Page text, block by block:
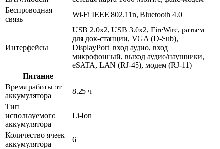
Беспроводная
связь
Wi-Fi IEEE 802.11n, Bluetooth 4.0
Интерфейсы
USB 2.0x2, USB 3.0x2, FireWire, разъем
для док-станции, VGA (D-Sub),
DisplayPort, вход аудио, вход
микрофонный, выход аудио/наушники,
eSATA, LAN (RJ-45), модем (RJ-11)
Питание
Время работы от
аккумулятора
8.25 ч
Тип
используемого
аккумулятора
Li-Ion
Количество ячеек
аккумулятора
6